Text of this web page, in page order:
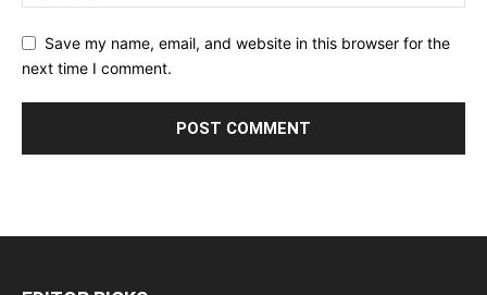
Save my name, email, and website in this browser for the
next time I comment.